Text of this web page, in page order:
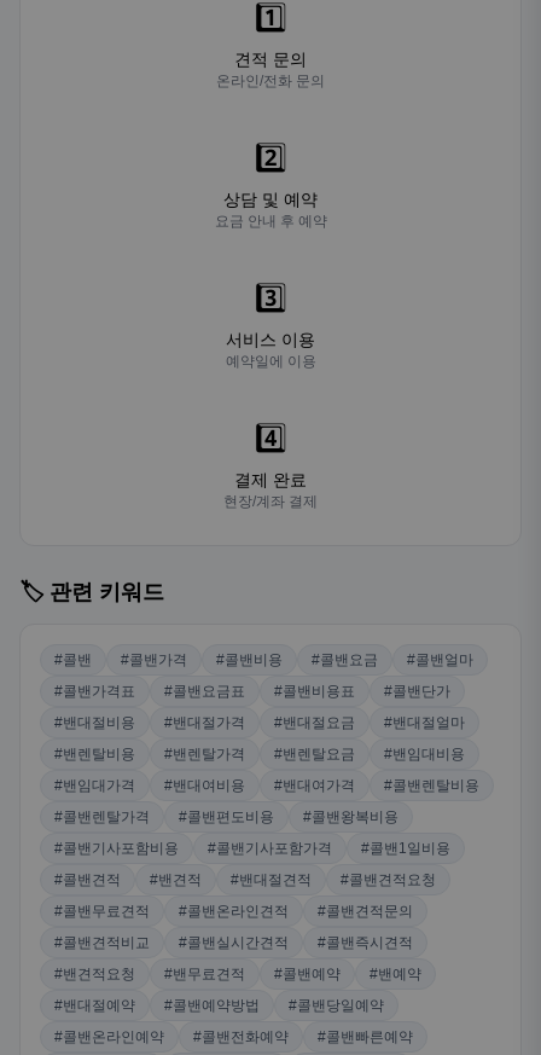
1️⃣
견적 문의
온라인/전화 문의
2️⃣
상담 및 예약
요금 안내 후 예약
3️⃣
서비스 이용
예약일에 이용
4️⃣
결제 완료
현장/계좌 결제
🏷️ 관련 키워드
#콜밴 #콜밴가격 #콜밴비용 #콜밴요금
#콜밴얼마
#콜밴가격표
#콜밴요금표 #콜밴비용표
#콜밴단가
#밴대절비용
#밴대절가격 #밴대절요금
#밴대절얼마
#밴렌탈비용
#밴렌탈가격 #밴렌탈요금
#밴임대비용
#밴임대가격
#밴대여비용 #밴대여가격
#콜밴렌탈비용
#콜밴렌탈가격
#콜밴편도비용
#콜밴왕복비용
#콜밴기사포함비용
#콜밴기사포함가격
#콜밴1일비용
#콜밴견적
#밴견적 #밴대절견적
#콜밴견적요청
#콜밴무료견적
#콜밴온라인견적
#콜밴견적문의
#콜밴견적비교
#콜밴실시간견적
#콜밴즉시견적
#밴견적요청
#밴무료견적 #콜밴예약
#밴예약
#밴대절예약
#콜밴예약방법
#콜밴당일예약
#콜밴온라인예약
#콜밴전화예약
#콜밴빠른예약